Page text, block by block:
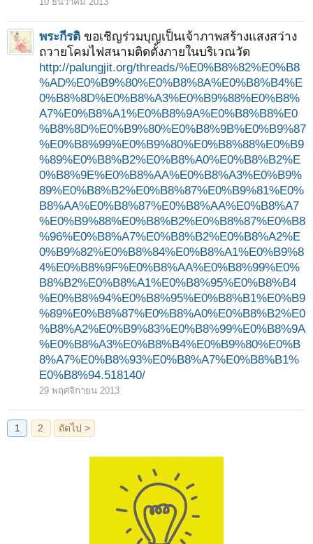
พระกีรติ ขอเชิญร่วมบุญเป็นเจ้าภาพสร้างแสงสว่าง
ถวายโคมไฟสนามติดตั้งภายในบริเวณวัด
http://palungjit.org/threads/%E0%B8%82%E0%B8
%AD%E0%B9%80%E0%B8%8A%E0%B8%B4%E
0%B8%8D%E0%B8%A3%E0%B9%88%E0%B8%
A7%E0%B8%A1%E0%B8%9A%E0%B8%B8%E0
%B8%8D%E0%B9%80%E0%B8%9B%E0%B9%87
%E0%B8%99%E0%B9%80%E0%B8%88%E0%B9
%89%E0%B8%B2%E0%B8%A0%E0%B8%B2%E
0%B8%9E%E0%B8%AA%E0%B8%A3%E0%B9%
89%E0%B8%B2%E0%B8%87%E0%B9%81%E0%
B8%AA%E0%B8%87%E0%B8%AA%E0%B8%A7
%E0%B9%88%E0%B8%B2%E0%B8%87%E0%B8
%96%E0%B8%A7%E0%B8%B2%E0%B8%A2%E
0%B9%82%E0%B8%84%E0%B8%A1%E0%B9%8
4%E0%B8%9F%E0%B8%AA%E0%B8%99%E0%
B8%B2%E0%B8%A1%E0%B8%95%E0%B8%B4
%E0%B8%94%E0%B8%95%E0%B8%B1%E0%B9
%89%E0%B8%87%E0%B8%A0%E0%B8%B2%E0
%B8%A2%E0%B9%83%E0%B8%99%E0%B8%9A
%E0%B8%A3%E0%B8%B4%E0%B9%80%E0%B
8%A7%E0%B8%93%E0%B8%A7%E0%B8%B1%
E0%B8%94.518140/
29 พฤศจิกายน 2013